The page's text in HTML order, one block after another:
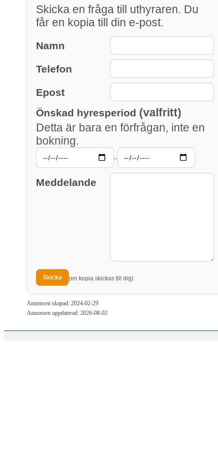
Skicka en fråga till uthyraren. Du
får en kopia till din e-post.
Namn
Telefon
Epost
Önskad hyresperiod (valfritt)
Detta är bara en förfrågan, inte en
bokning.
–
Meddelande
(en kopia skickas till dig)
Annonsen skapad: 2024-02-29
Annonsen uppdaterad: 2026-08-02